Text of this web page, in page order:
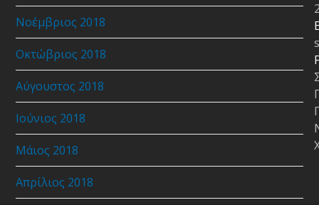
Νοέμβριος 2018
Οκτώβριος 2018
Αύγουστος 2018
Ιούνιος 2018
Μάιος 2018
Απρίλιος 2018